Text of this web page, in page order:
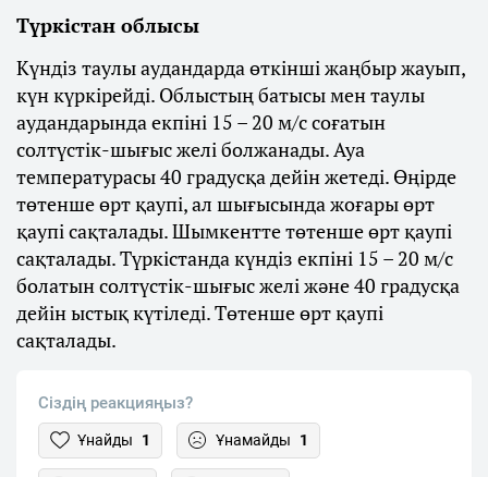
Түркістан облысы
Күндіз таулы аудандарда өткінші жаңбыр жауып,
күн күркірейді. Облыстың батысы мен таулы
аудандарында екпіні 15 – 20 м/с соғатын
солтүстік-шығыс желі болжанады. Ауа
температурасы 40 градусқа дейін жетеді. Өңірде
төтенше өрт қаупі, ал шығысында жоғары өрт
қаупі сақталады. Шымкентте төтенше өрт қаупі
сақталады. Түркістанда күндіз екпіні 15 – 20 м/с
болатын солтүстік-шығыс желі және 40 градусқа
дейін ыстық күтіледі. Төтенше өрт қаупі
сақталады.
Сіздің реакцияңыз?
Ұнайды 1 Ұнамайды 1